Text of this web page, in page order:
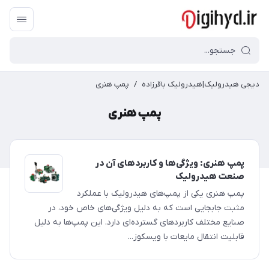
دیجی هیدرولیک|هیدرولیک باقرزاده / پمپ هنری
پمپ هنری
پمپ هنری: ویژگی‌ها و کاربردهای آن در
صنعت هیدرولیک
پمپ هنری یکی از پمپ‌های هیدرولیک با عملکرد
مثبت جابجایی است که به دلیل ویژگی‌های خاص خود، در
صنایع مختلف کاربردهای گسترده‌ای دارد. این پمپ‌ها به دلیل
قابلیت انتقال مایعات با ویسکوز...